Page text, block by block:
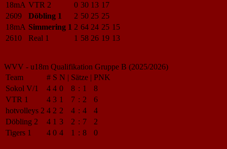
18mA VTR 2 0 30 13 17
2609
Döbling 1 2 50 25 25
18mA Simmering 1 2 64 24 25 15
2610
Real 1 1 58 26 19 13
WVV - u18m Qualifikation Gruppe B (2025/2026)
Team
# S N | Sätze | PNK
Sokol V/1
4 4 0 8 : 1
8
VTR 1
4 3 1 7 : 2
6
hotvolleys 2 4 2 2 4 : 4
4
Döbling 2
4 1 3 2 : 7
2
Tigers 1
4 0 4 1 : 8 0